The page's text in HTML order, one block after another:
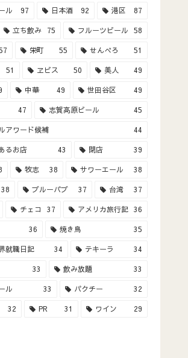
ル 97 日本酒 92 港区 87
立ち飲み 75 フルーツビール 58
栄町 55 せんべろ 51
51 ヱビス 50 美人 49
中華 49 世田谷区 49
47 志賀高原ビール 45
アワード候補 44
るお店 43 閉店 39
牧志 38 サワーエール 38
38 ブルーパブ 37 台湾 37
チェコ 37 アメリカ旅行記 36
36 焼き鳥 35
就職日記 34 テキーラ 34
33 飲み放題 33
ル 33 パクチー 32
32 PR 31 ワイン 29